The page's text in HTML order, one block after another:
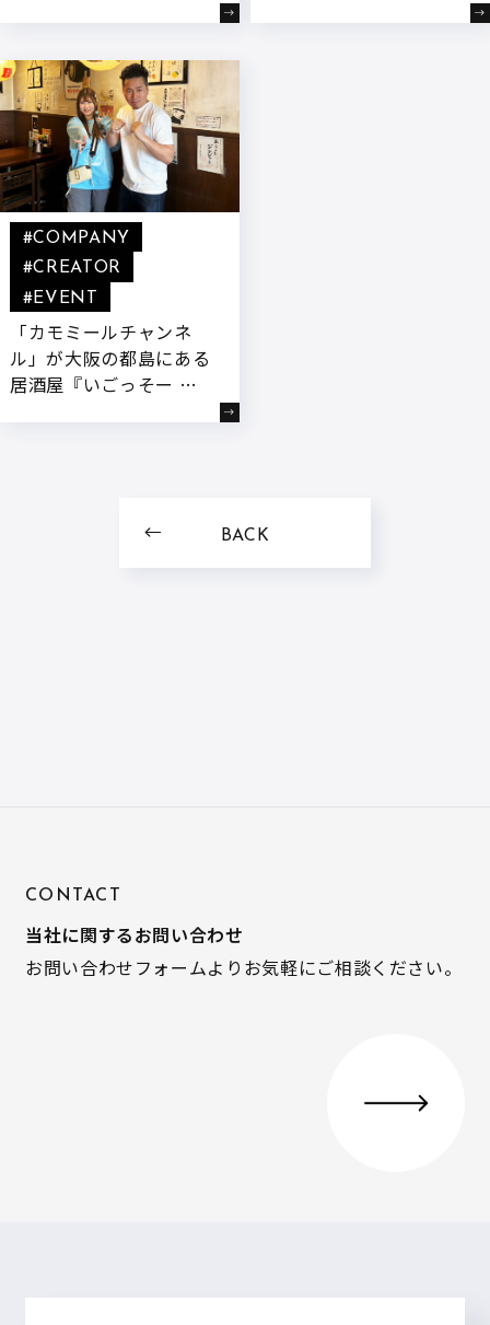
「カモミールチャンネ
ル」が大阪の都島にある
居酒屋『いごっそー 高
#COMPANY
#CREATOR
#EVENT
BACK
CONTACT
当社に関するお問い合わせ
お問い合わせフォームよりお気軽にご相談ください。